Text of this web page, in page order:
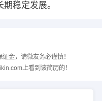
稳定发展。
金，请微友务必谨慎！
上看到该简历的！